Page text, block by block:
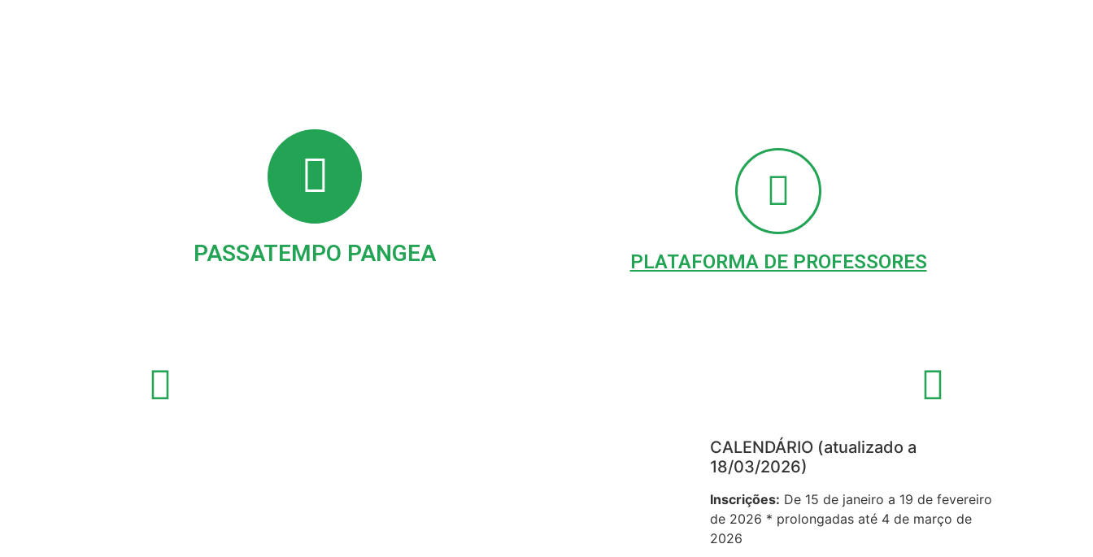
PASSATEMPO PANGEA PLATAFORMA DE PROFESSORES
CALENDÁRIO (atualizado a
18/03/2026)
Inscrições: De 15 de janeiro a 19 de fevereiro
de 2026 * prolongadas até 4 de março de
2026